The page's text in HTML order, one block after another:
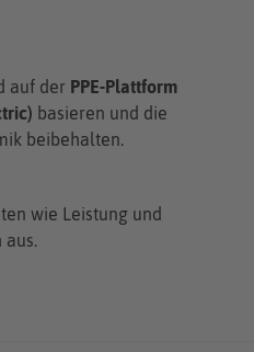
auf der PPE-Plattform
basieren und die
beibehalten.
wie Leistung und
aus.